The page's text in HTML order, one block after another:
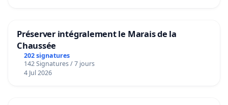
Préserver intégralement le Marais de la
Chaussée
202 signatures
142 Signatures / 7 jours
4 Jul 2026